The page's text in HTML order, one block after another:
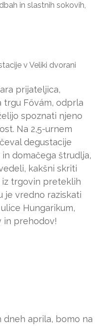
in slastnih sokovih,
v Veliki dvorani
prijateljica,
trgu Fővám, odprla
spoznati njeno
Na 2,5-urnem
degustacije
domačega štrudlja,
kakšni skriti
iz trgovin preteklih
je vredno raziskati
Hungarikum,
in prehodov!
dneh aprila, bomo na